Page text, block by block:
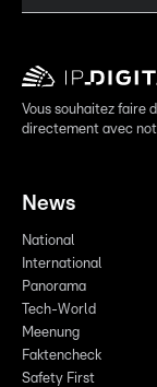
Vous souhaitez faire
directement avec
News
National
International
Panorama
Tech-World
Meenung
Faktencheck
Safety First